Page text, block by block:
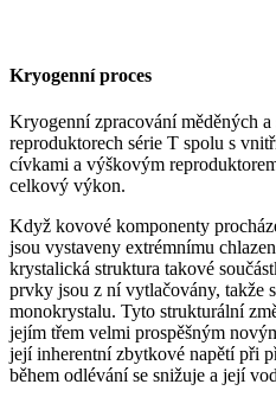
Kryogenní proces
Kryogenní zpracování měděných
reproduktorech série T spolu s
cívkami a výškovým
celkový výkon.
Když kovové komponenty
jsou vystaveny extrémnímu
krystalická struktura takové
prvky jsou z ní vytlačovány, takže
monokrystalu. Tyto strukturální
jejím třem velmi prospěšným
její inherentní zbytkové napětí při
během odlévání se snižuje a její